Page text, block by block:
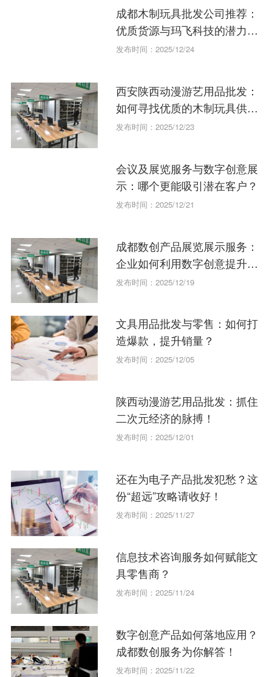
成都木制玩具批发公司推荐：
优质货源与玛飞科技的潜力分
析
发布时间：2025/12/24
西安陕西动漫游艺用品批发：
如何寻找优质的木制玩具供应
商？
发布时间：2025/12/23
会议及展览服务与数字创意展
示：哪个更能吸引潜在客户？
发布时间：2025/12/21
成都数创产品展览展示服务：
企业如何利用数字创意提升品
牌形象？
发布时间：2025/12/19
文具用品批发与零售：如何打
造爆款，提升销量？
发布时间：2025/12/05
陕西动漫游艺用品批发：抓住
二次元经济的脉搏！
发布时间：2025/12/01
还在为电子产品批发犯愁？这
份“超远”攻略请收好！
发布时间：2025/11/27
信息技术咨询服务如何赋能文
具零售商？
发布时间：2025/11/24
数字创意产品如何落地应用？
成都数创服务为你解答！
发布时间：2025/11/22